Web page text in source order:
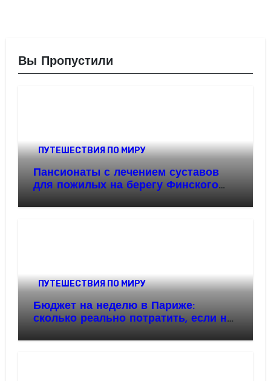
Вы Пропустили
ПУТЕШЕСТВИЯ ПО МИРУ
Пансионаты с лечением суставов
для пожилых на берегу Финского
ПУТЕШЕСТВИЯ ПО МИРУ
Бюджет на неделю в Париже:
сколько реально потратить, если не